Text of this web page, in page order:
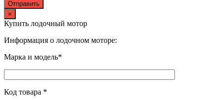
×
Купить лодочный мотор
Информация о лодочном моторе:
Марка и модель*
Код товара *